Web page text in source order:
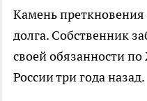
Камень
долга. Собственник
своей обязанности
России три года назад.